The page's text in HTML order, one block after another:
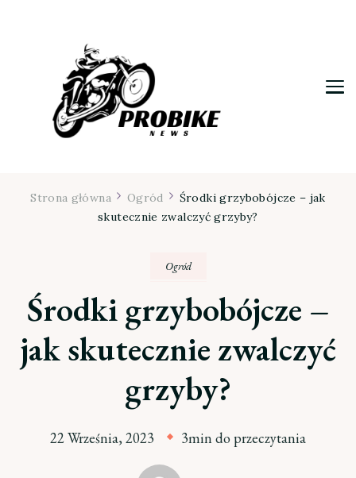
Strona główna Ogród
Środki grzybobójcze – jak
skutecznie zwalczyć grzyby?
Ogród
Środki grzybobójcze –
jak skutecznie zwalczyć
grzyby?
22 Września, 2023 3min do przeczytania